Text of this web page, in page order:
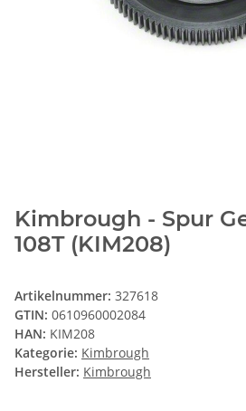
Kimbrough - Spur
108T (KIM208)
Artikelnummer: 327618
GTIN: 0610960002084
HAN: KIM208
Kategorie: Kimbrough
Hersteller: Kimbrough